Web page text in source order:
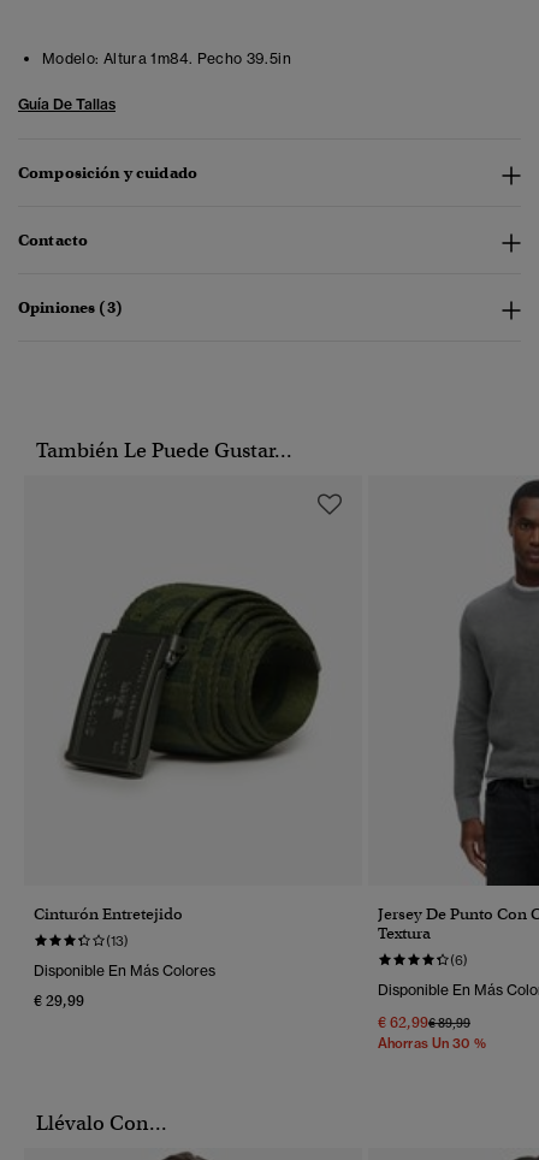
Modelo: Altura 1m84. Pecho 39.5in
Guía De Tallas
Composición y cuidado
Contacto
Opiniones (3)
También Le Puede Gustar...
Cinturón Entretejido
(13)
Disponible En Más Colores
€ 29,99
Jersey De Punto Con
Textura
(6)
Disponible En Más
€ 62,99Precio Rebajado
€ 89,99A
Ahorras Un 30 %
Llévalo Con...